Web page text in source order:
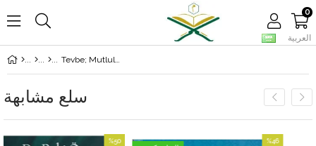
العربية
0
Tevbe; Mutluluğa Ve Cennete Açılan Kapı
سلع مشابهة
%46